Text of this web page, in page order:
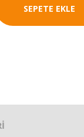
SEPETE EKLE